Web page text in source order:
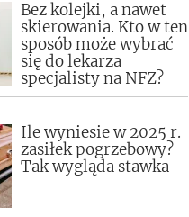
Bez kolejki, a nawet
skierowania. Kto w ten
sposób może wybrać
się do lekarza
specjalisty na NFZ?
Ile wyniesie w 2025 r.
zasiłek pogrzebowy?
Tak wygląda stawka